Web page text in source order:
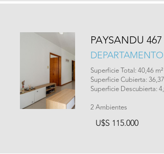
PAYSANDU 467
DEPARTAMENTO
Superficie Total: 40,46 m²
Superficie Cubierta:
Superficie Descubierta:
2 Ambientes
U$S 115.000